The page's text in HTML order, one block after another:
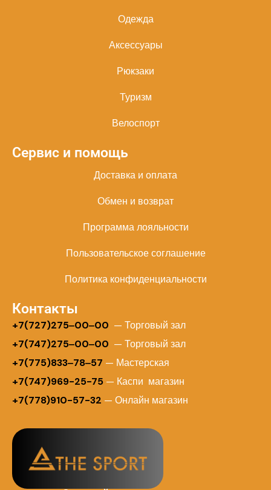
Одежда
Аксессуары
Рюкзаки
Туризм
Велоспорт
Сервис и помощь
Доставка и оплата
Обмен и возврат
Программа лояльности
Пользовательское соглашение
Политика конфиденциальности
Контакты
+7(727)275‒00‒00 — Торговый зал
+7(747)275‒00‒00 — Торговый зал
+7(775)833‒78‒57 — Мастерская
+7(747)969-25-75 — Каспи магазин
+7(778)910-57-32 — Онлайн магазин